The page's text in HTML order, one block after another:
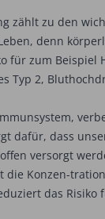
zählt zu den
denn
für zum Beispiel
Typ 2,
dafür, dass
versorgt
Konzen-
das Risiko